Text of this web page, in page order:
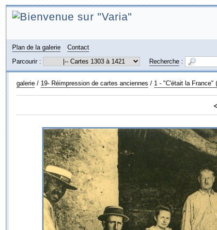
Plan de la galerie
Contact
Parcourir :
Recherche:
galerie/ 19- Réimpression de cartes anciennes / 1 - "C'était la France"